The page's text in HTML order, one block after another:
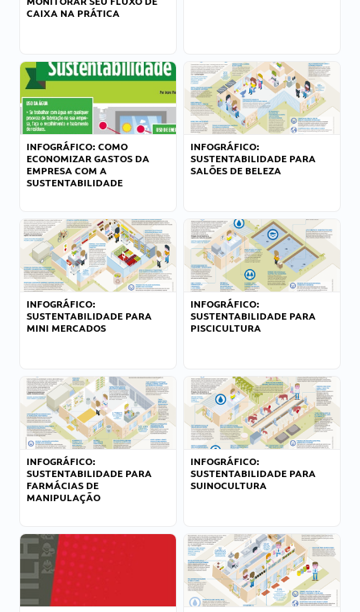
CAIXA NA PRÁTICA
INFOGRÁFICO: COMO
ECONOMIZAR GASTOS DA
EMPRESA COM A
SUSTENTABILIDADE
INFOGRÁFICO:
SUSTENTABILIDADE PARA
SALÕES DE BELEZA
INFOGRÁFICO:
SUSTENTABILIDADE PARA
MINI MERCADOS
INFOGRÁFICO:
SUSTENTABILIDADE PARA
PISCICULTURA
INFOGRÁFICO:
SUSTENTABILIDADE PARA
FARMÁCIAS DE
MANIPULAÇÃO
INFOGRÁFICO:
SUSTENTABILIDADE PARA
SUINOCULTURA